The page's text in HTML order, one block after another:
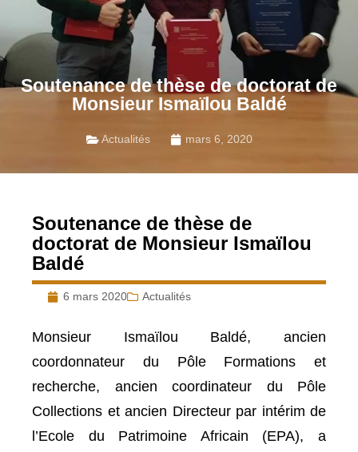
Soutenance de thèse de doctorat de
Monsieur Ismaïlou Baldé
Actualités mars 6, 2020
Soutenance de thèse de
doctorat de Monsieur Ismaïlou
Baldé
6 mars 2020 Actualités
Monsieur Ismaïlou Baldé, ancien
coordonnateur du Pôle Formations et
recherche, ancien coordinateur du Pôle
Collections et ancien Directeur par intérim de
l’Ecole du Patrimoine Africain (EPA), a